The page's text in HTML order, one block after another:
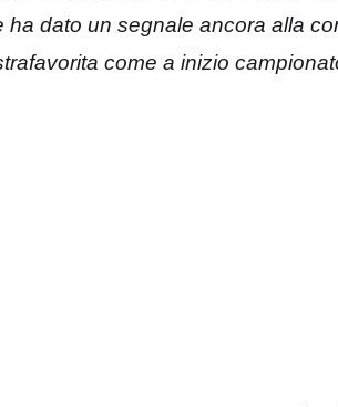
dato un segnale ancora alla
come a inizio